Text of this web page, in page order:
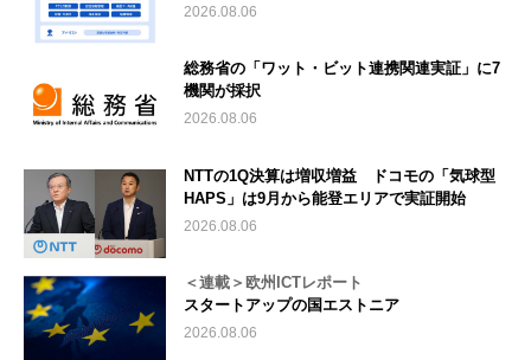
2026.08.06
総務省の「ワット・ビット連携関連実証」に7
機関が採択
2026.08.06
NTTの1Q決算は増収増益 ドコモの「気球型
HAPS」は9月から能登エリアで実証開始
2026.08.06
＜連載＞欧州ICTレポート
スタートアップの国エストニア
2026.08.06